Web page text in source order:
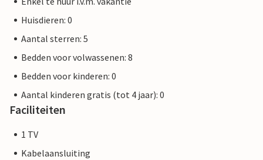
Huisdieren: 0
Aantal sterren: 5
Bedden voor volwassenen: 8
Bedden voor kinderen: 0
Aantal kinderen gratis (tot 4 jaar): 0
Faciliteiten
1 TV
Kabelaansluiting